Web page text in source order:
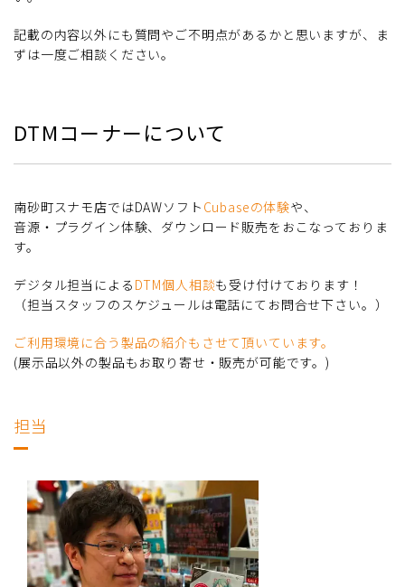
記載の内容以外にも質問やご不明点があるかと思いますが、ま
ずは一度ご相談ください。
DTMコーナーについて
南砂町スナモ店ではDAWソフト Cubaseの体験や、
音源・プラグイン体験、ダウンロード販売をおこなっておりま
す。
デジタル担当による DTM個人相談も受け付けております！
（担当スタッフのスケジュールは電話にてお問合せ下さい。）
ご利用環境に合う製品の紹介もさせて頂いています。
(展示品以外の製品もお取り寄せ・販売が可能です。)
担当